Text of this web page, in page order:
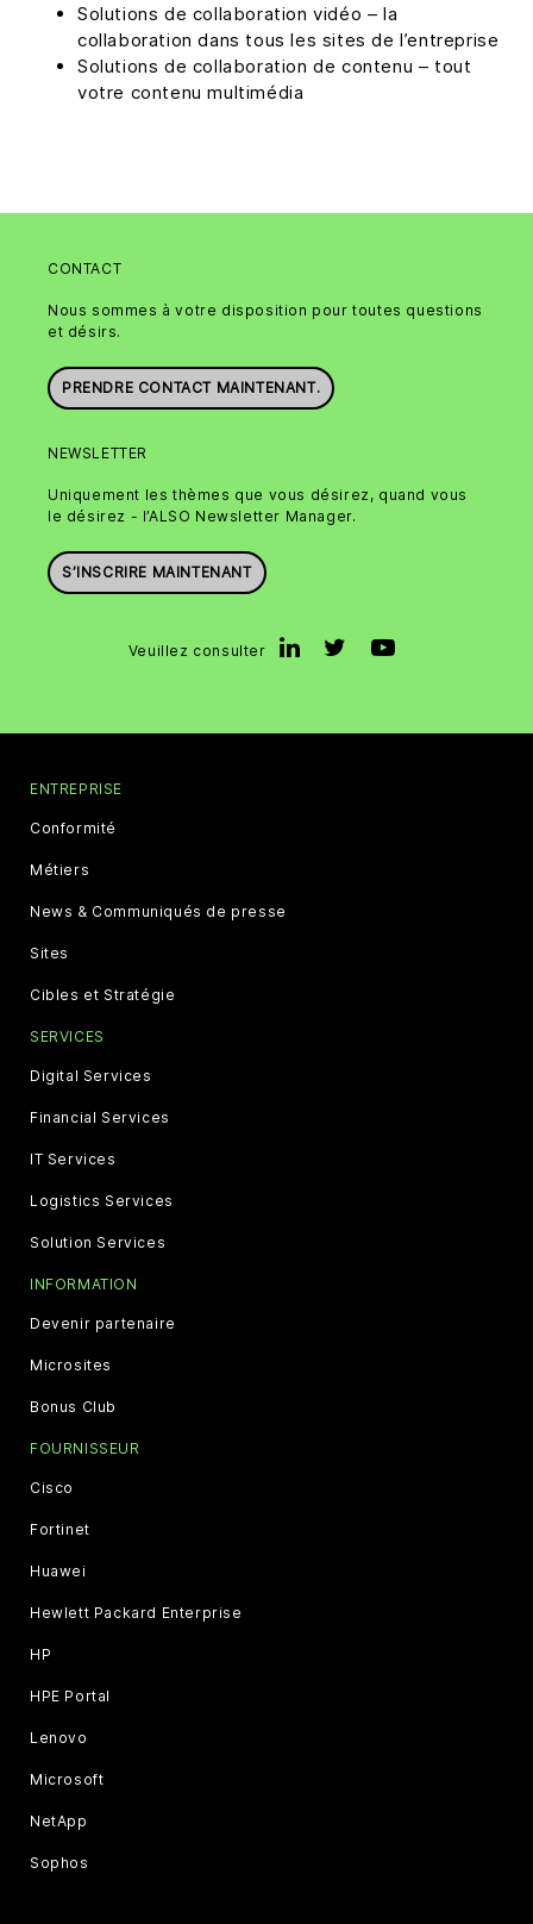
Solutions de collaboration vidéo – la
collaboration dans tous les sites de l’entreprise
Solutions de collaboration de contenu – tout
votre contenu multimédia
CONTACT
Nous sommes à votre disposition pour toutes questions
et désirs.
PRENDRE CONTACT MAINTENANT.
NEWSLETTER
Uniquement les thèmes que vous désirez, quand vous
le désirez - l’ALSO Newsletter Manager.
S’INSCRIRE MAINTENANT
Veuillez consulter
ENTREPRISE
Conformité
Métiers
News & Communiqués de presse
Sites
Cibles et Stratégie
SERVICES
Digital Services
Financial Services
IT Services
Logistics Services
Solution Services
INFORMATION
Devenir partenaire
Microsites
Bonus Club
FOURNISSEUR
Cisco
Fortinet
Huawei
Hewlett Packard Enterprise
HP
HPE Portal
Lenovo
Microsoft
NetApp
Sophos